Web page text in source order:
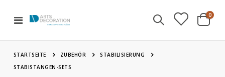
Navigation
Cart
0
STARTSEITE ZUBEHÖR
STABILISIERUNG
STABISTANGEN-SETS